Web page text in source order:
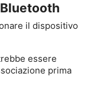
il dispositivo
essere
prima